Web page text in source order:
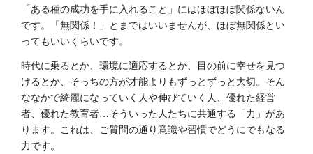
「ある種の成功を手に入れること」にはほぼほぼ関係ないん
です。「無関係！」とまではいいませんが、ほぼ無関係とい
ってもいいくらいです。
時代に乗るとか、環境に適応するとか、目の前に幸せを見つ
けるとか、そっちの方が才能よりもずっとずっと大切。そん
ななかで綺麗になっていく人や伸びていく人、優れた経営
者、優れた教育者…そういった人たちに共通する「力」があ
ります。これは、ご質問の通り意識や習慣でどうにでもなる
力です。